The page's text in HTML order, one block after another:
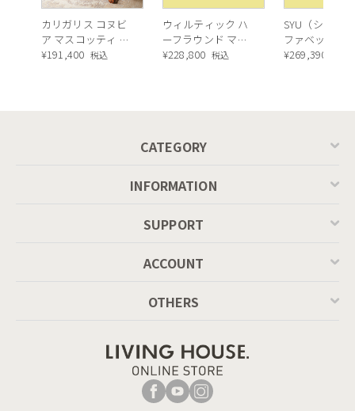
カリガリス コヌビ
ア マスコッティ 伸
長・昇降式テーブ
¥191,400 税込
ウィルティック ハ
ーフラウンド マテ
ィエラ塗装 ダイニ
¥228,800 税込
SYU（シュウ
ファベッド（
ュラル）
¥269,390
CATEGORY
INFORMATION
SUPPORT
ACCOUNT
OTHERS